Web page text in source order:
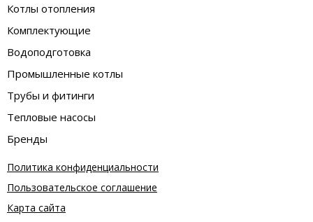
Котлы отопления
Комплектующие
Водоподготовка
Промышленные котлы
Трубы и фитинги
Тепловые насосы
Бренды
Политика конфиденциальности
Пользовательское соглашение
Карта сайта